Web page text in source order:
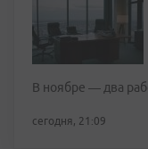
В ноябре — два
сегодня, 21:09